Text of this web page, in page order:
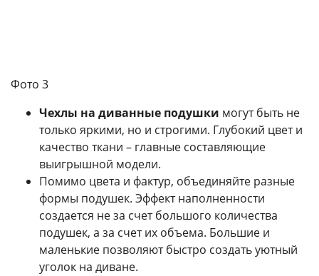
Фото 3
Чехлы на диванные подушки могут быть не
только яркими, но и строгими. Глубокий цвет и
качество ткани – главные составляющие
выигрышной модели.
Помимо цвета и фактур, объединяйте разные
формы подушек. Эффект наполненности
создается не за счет большого количества
подушек, а за счет их объема. Большие и
маленькие позволяют быстро создать уютный
уголок на диване.